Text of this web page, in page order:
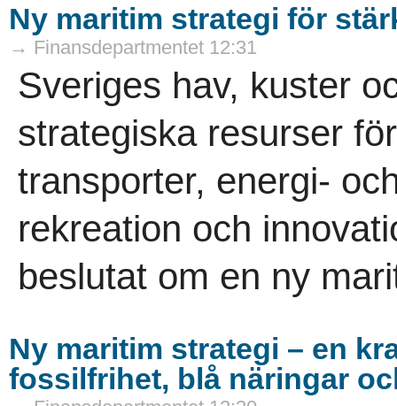
Ny maritim strategi för
→ Finansdepartmentet 12:31
Sveriges hav, kuster
strategiska resurser
transporter, energi-
rekreation och
beslutat om en ny
Ny maritim strategi – en
fossilfrihet, blå näringar